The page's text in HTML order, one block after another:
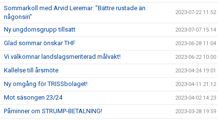
Sommarkoll med Arvid Leremar: ”Bättre rustade än
någonsin”
2023-07-22 11:52
Ny ungdomsgrupp tillsatt 2023-07-07 15:14
Glad sommar önskar THF 2023-06-28 11:04
Vi välkomnar landslagsmeriterad målvakt! 2023-06-22 10:00
Kallelse till årsmöte 2023-04-24 19:01
Ny omgång för TRISSbolaget! 2023-04-11 21:12
Mot säsongen 23/24 2023-04-02 14:23
Påminner om STRUMP-BETALNING! 2023-03-28 19:59